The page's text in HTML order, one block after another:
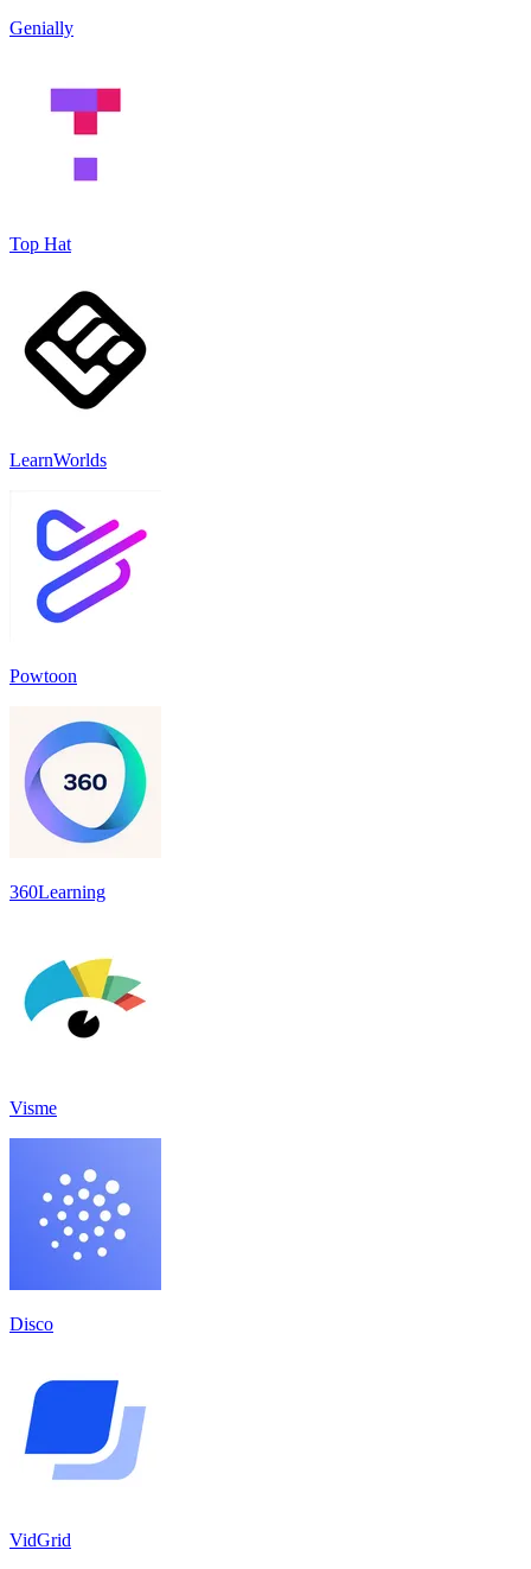
Genially
Top Hat
LearnWorlds
Powtoon
360Learning
Visme
Disco
VidGrid